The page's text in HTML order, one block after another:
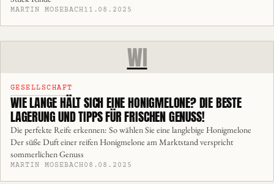
MARTIN MOSEBACH11.08.2025
WI
GESELLSCHAFT
WIE LANGE HÄLT SICH EINE HONIGMELONE? DIE BESTE
LAGERUNG UND TIPPS FÜR FRISCHEN GENUSS!
Die perfekte Reife erkennen: So wählen Sie eine langlebige Honigmelone
Der süße Duft einer reifen Honigmelone am Marktstand verspricht
sommerlichen Genuss
MARTIN MOSEBACH08.08.2025